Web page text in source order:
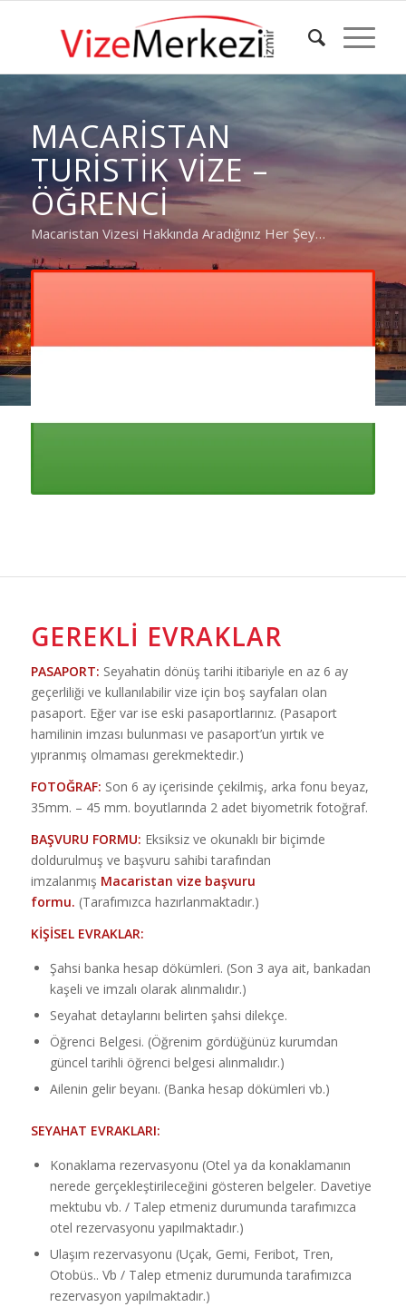
MACARISTAN
TURISTIK VIZE –
ÖĞRENCI
Macaristan Vizesi Hakkında Aradığınız Her Şey…
GEREKLI EVRAKLAR
PASAPORT: Seyahatin dönüş tarihi itibariyle en az 6 ay
geçerliliği ve kullanılabilir vize için boş sayfaları olan
pasaport. Eğer var ise eski pasaportlarınız. (Pasaport
hamilinin imzası bulunması ve pasaport’un yırtık ve
yıpranmış olmaması gerekmektedir.)
FOTOĞRAF: Son 6 ay içerisinde çekilmiş, arka fonu beyaz,
35mm. – 45 mm. boyutlarında 2 adet biyometrik fotoğraf.
BAŞVURU FORMU: Eksiksiz ve okunaklı bir biçimde
doldurulmuş ve başvuru sahibi tarafından
imzalanmış Macaristan vize başvuru
formu. (Tarafımızca hazırlanmaktadır.)
KİŞİSEL EVRAKLAR:
Şahsi banka hesap dökümleri. (Son 3 aya ait, bankadan
kaşeli ve imzalı olarak alınmalıdır.)
Seyahat detaylarını belirten şahsi dilekçe.
Öğrenci Belgesi. (Öğrenim gördüğünüz kurumdan
güncel tarihli öğrenci belgesi alınmalıdır.)
Ailenin gelir beyanı. (Banka hesap dökümleri vb.)
SEYAHAT EVRAKLARI:
Konaklama rezervasyonu (Otel ya da konaklamanın
nerede gerçekleştirileceğini gösteren belgeler. Davetiye
mektubu vb. / Talep etmeniz durumunda tarafımızca
otel rezervasyonu yapılmaktadır.)
Ulaşım rezervasyonu (Uçak, Gemi, Feribot, Tren,
Otobüs.. Vb / Talep etmeniz durumunda tarafımızca
rezervasyon yapılmaktadır.)